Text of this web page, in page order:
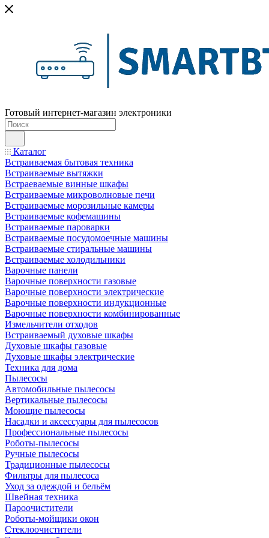
Готовый интернет-магазин электроники
Каталог
Встраиваемая бытовая техника
Встраиваемые вытяжки
Встраеваемые винные шкафы
Встраиваемые микроволновые печи
Встраиваемые морозильные камеры
Встраиваемые кофемашины
Встраиваемые пароварки
Встраиваемые посудомоечные машины
Встраиваемые стиральные машины
Встраиваемые холодильники
Варочные панели
Варочные поверхности газовые
Варочные поверхности электрические
Варочные поверхности индукционные
Варочные поверхности комбинированные
Измельчители отходов
Встраиваемый духовые шкафы
Духовые шкафы газовые
Духовые шкафы электрические
Техника для дома
Пылесосы
Автомобильные пылесосы
Вертикальные пылесосы
Моющие пылесосы
Насадки и аксессуары для пылесосов
Профессиональные пылесосы
Роботы-пылесосы
Ручные пылесосы
Традиционные пылесосы
Фильтры для пылесоса
Уход за одеждой и бельём
Швейная техника
Пароочистители
Роботы-мойщики окон
Стеклоочистители